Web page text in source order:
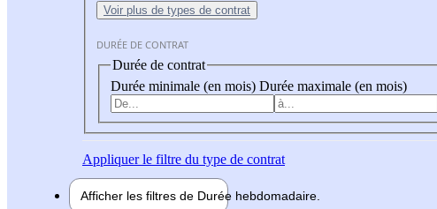
Voir plus de types de contrat
DURÉE DE CONTRAT
Durée de contrat
Durée minimale (en mois) Durée maximale (en mois)
Appliquerle filtre du type de contrat
Afficher les filtres de Durée hebdomadaire